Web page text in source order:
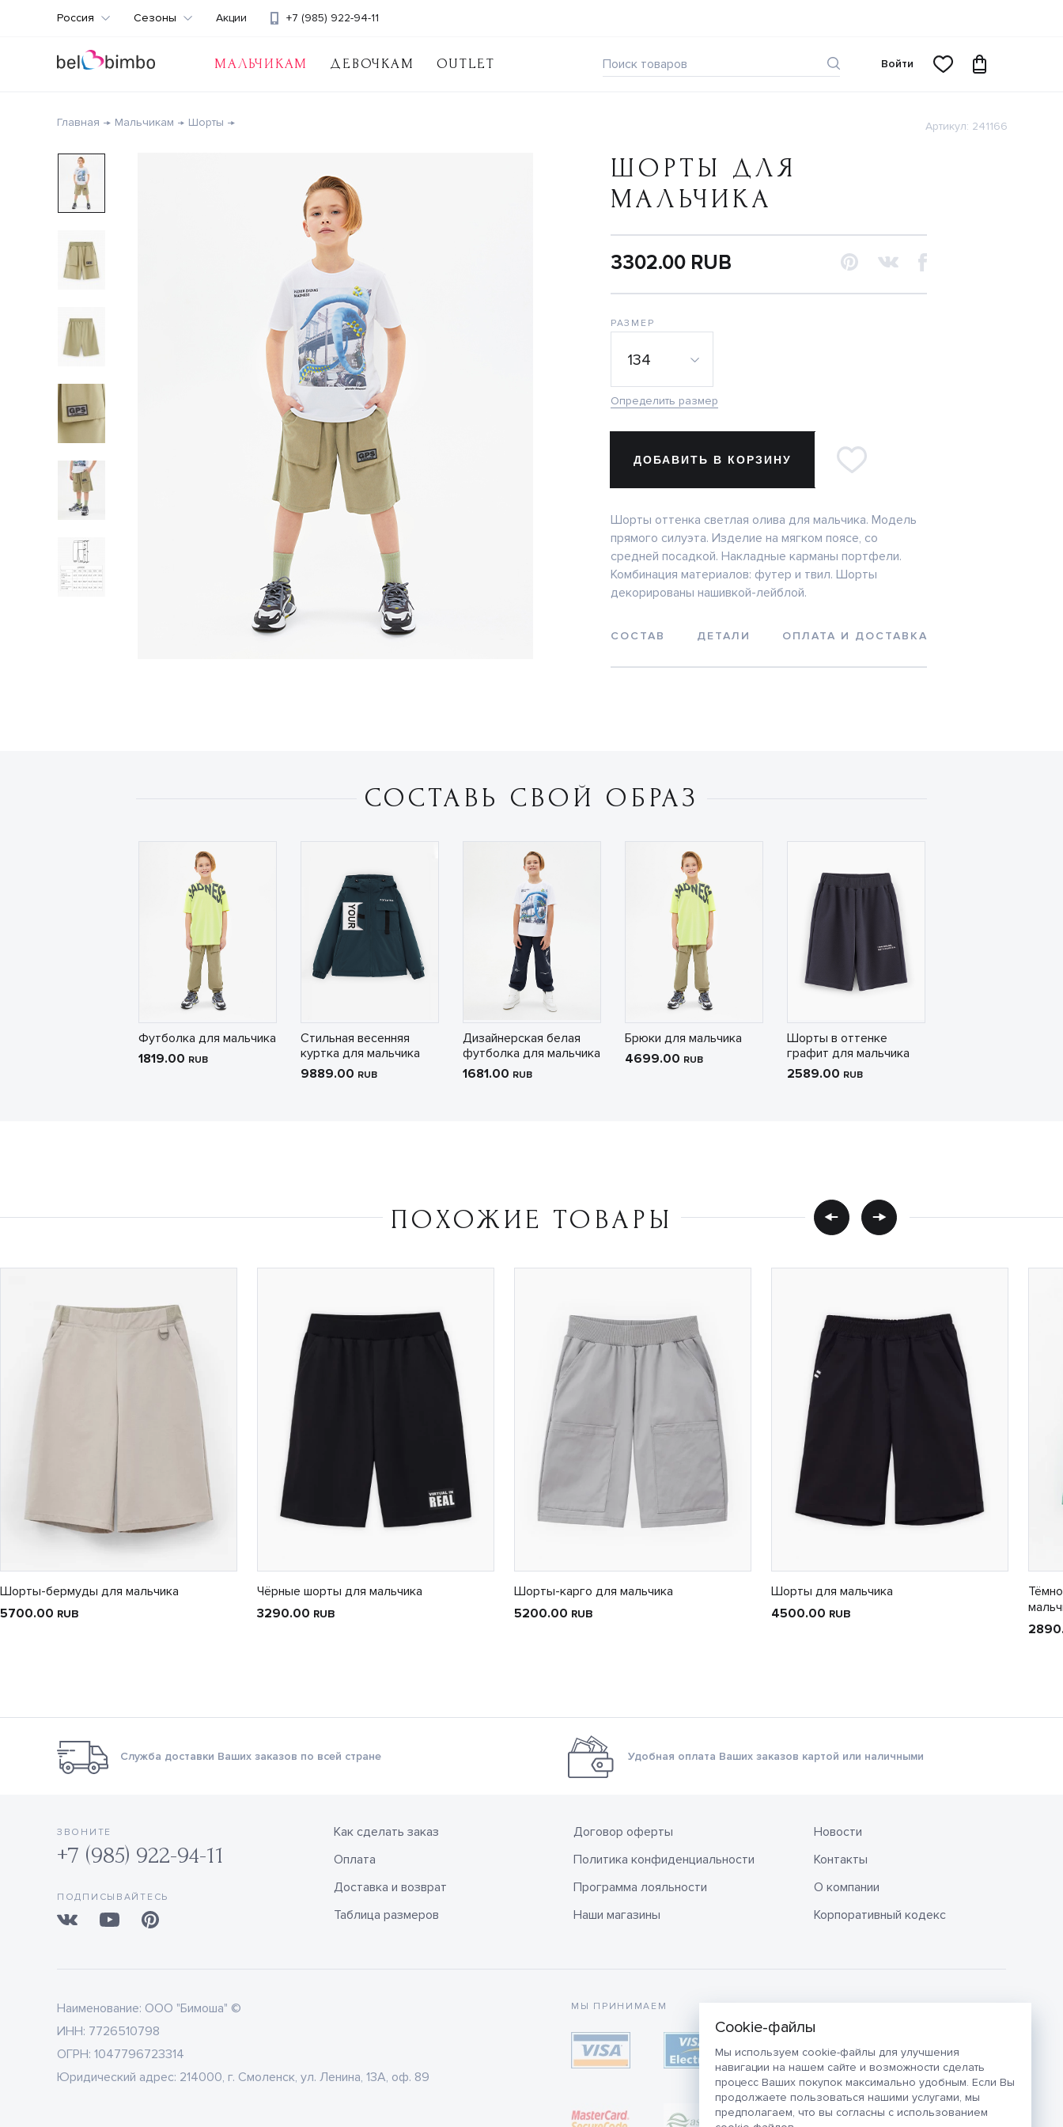
Мы используем cookie-файлы для улучшения
навигации на нашем сайте и возможности сделать
процесс Ваших покупок максимально удобным. Если Вы
продолжаете пользоваться нашими услугами, мы
предполагаем, что вы согласны с использованием
МАЛЬЧИКАМ ДЕВОЧКАМ OUTLET
+7 (985) 922-94-11
Россия Сезоны Акции
Войти
Главная Мальчикам Шорты Артикул: 241166
ШОРТЫ ДЛЯ
МАЛЬЧИКА
3302.00 RUB
РАЗМЕР
134
Определить размер
ДОБАВИТЬ В КОРЗИНУ
Шорты оттенка светлая олива для мальчика. Модель
прямого силуэта. Изделие на мягком поясе, со
средней посадкой. Накладные карманы портфели.
Комбинация материалов: футер и твил. Шорты
декорированы нашивкой-лейблой.
СОСТАВ ДЕТАЛИ ОПЛАТА И ДОСТАВКА
СОСТАВЬ СВОЙ ОБРАЗ
Футболка для мальчика
1819.00 RUB
Стильная весенняя
куртка для мальчика
9889.00 RUB
Дизайнерская белая
футболка для мальчика
1681.00 RUB
Брюки для мальчика
4699.00 RUB
Шорты в оттенке
графит для мальчика
2589.00 RUB
ПОХОЖИЕ ТОВАРЫ
Шорты-бермуды для мальчика
5700.00 RUB
Чёрные шорты для мальчика
3290.00 RUB
Шорты-карго для мальчика
5200.00 RUB
Шорты для мальчика
4500.00 RUB
Служба доставки Ваших заказов по всей стране Удобная оплата Ваших заказов картой или наличными
ЗВОНИТЕ
+7 (985) 922-94-11
ПОДПИСЫВАЙТЕСЬ
Как сделать заказ
Оплата
Доставка и возврат
Таблица размеров
Договор оферты
Политика конфиденциальности
Программа лояльности
Наши магазины
Новости
Контакты
О компании
Корпоративный кодекс
Наименование: ООО "Бимоша" ©
ИНН: 7726510798
ОГРН: 1047796723314
Юридический адрес: 214000, г. Смоленск, ул. Ленина, 13А, оф. 89
МЫ ПРИНИМАЕМ